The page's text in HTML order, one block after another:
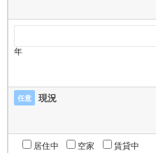
年
任意 現況
居住中 空家 賃貸中